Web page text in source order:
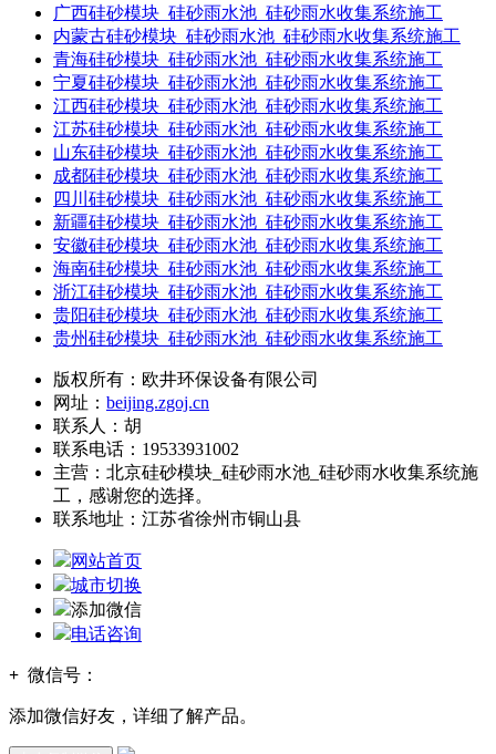
广西硅砂模块_硅砂雨水池_硅砂雨水收集系统施工
内蒙古硅砂模块_硅砂雨水池_硅砂雨水收集系统施工
青海硅砂模块_硅砂雨水池_硅砂雨水收集系统施工
宁夏硅砂模块_硅砂雨水池_硅砂雨水收集系统施工
江西硅砂模块_硅砂雨水池_硅砂雨水收集系统施工
江苏硅砂模块_硅砂雨水池_硅砂雨水收集系统施工
山东硅砂模块_硅砂雨水池_硅砂雨水收集系统施工
成都硅砂模块_硅砂雨水池_硅砂雨水收集系统施工
四川硅砂模块_硅砂雨水池_硅砂雨水收集系统施工
新疆硅砂模块_硅砂雨水池_硅砂雨水收集系统施工
安徽硅砂模块_硅砂雨水池_硅砂雨水收集系统施工
海南硅砂模块_硅砂雨水池_硅砂雨水收集系统施工
浙江硅砂模块_硅砂雨水池_硅砂雨水收集系统施工
贵阳硅砂模块_硅砂雨水池_硅砂雨水收集系统施工
贵州硅砂模块_硅砂雨水池_硅砂雨水收集系统施工
版权所有：欧井环保设备有限公司
网址： beijing.zgoj.cn
联系人：胡
联系电话：19533931002
主营：北京硅砂模块_硅砂雨水池_硅砂雨水收集系统施
工，感谢您的选择。
联系地址： 江苏省徐州市铜山县
网站首页
城市切换
添加微信
电话咨询
+ 微信号：
添加微信好友，详细了解产品。